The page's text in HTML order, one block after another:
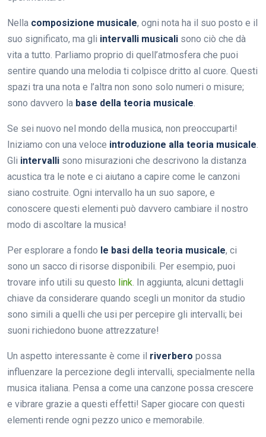
Nella composizione musicale, ogni nota ha il suo posto e il
suo significato, ma gli intervalli musicali sono ciò che dà
vita a tutto. Parliamo proprio di quell’atmosfera che puoi
sentire quando una melodia ti colpisce dritto al cuore. Questi
spazi tra una nota e l’altra non sono solo numeri o misure;
sono davvero la base della teoria musicale.
Se sei nuovo nel mondo della musica, non preoccuparti!
Iniziamo con una veloce introduzione alla teoria musicale.
Gli intervalli sono misurazioni che descrivono la distanza
acustica tra le note e ci aiutano a capire come le canzoni
siano costruite. Ogni intervallo ha un suo sapore, e
conoscere questi elementi può davvero cambiare il nostro
modo di ascoltare la musica!
Per esplorare a fondo le basi della teoria musicale, ci
sono un sacco di risorse disponibili. Per esempio, puoi
trovare info utili su questo link. In aggiunta, alcuni dettagli
chiave da considerare quando scegli un monitor da studio
sono simili a quelli che usi per percepire gli intervalli; bei
suoni richiedono buone attrezzature!
Un aspetto interessante è come il riverbero possa
influenzare la percezione degli intervalli, specialmente nella
musica italiana. Pensa a come una canzone possa crescere
e vibrare grazie a questi effetti! Saper giocare con questi
elementi rende ogni pezzo unico e memorabile.